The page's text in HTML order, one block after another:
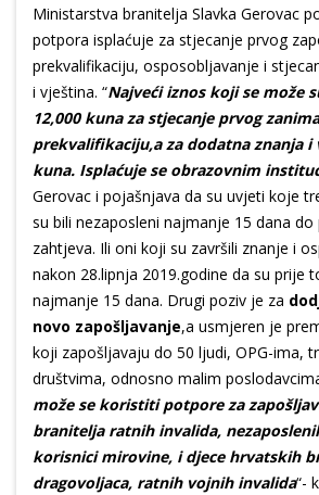
Ministarstva branitelja Slavka Gerovac
potpora isplaćuje za stjecanje prvog
prekvalifikaciju, osposobljavanje i
i vještina. “Najveći iznos koji se može
12,000 kuna za stjecanje prvog
prekvalifikaciju,a za dodatna znanja i
kuna. Isplaćuje se obrazovnim
Gerovac i pojašnjava da su uvjeti koje
su bili nezaposleni najmanje 15 dana
zahtjeva. Ili oni koji su završili znanje i
nakon 28.lipnja 2019.godine da su prije
najmanje 15 dana. Drugi poziv je za
novo zapošljavanje,a usmjeren je
koji zapošljavaju do 50 ljudi, OPG-ima,
društvima, odnosno malim
može se koristiti potpore za
branitelja ratnih invalida,
korisnici mirovine, i djece hrvatskih
dragovoljaca, ratnih vojnih invalida“-